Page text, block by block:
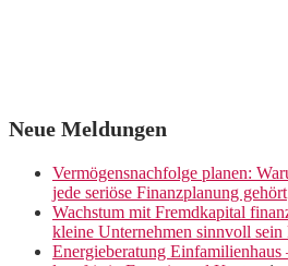
Neue Meldungen
Vermögensnachfolge planen:
jede seriöse Finanzplanung gehört
Wachstum mit Fremdkapital
kleine Unternehmen sinnvoll sein
Energieberatung Einfamilienhaus